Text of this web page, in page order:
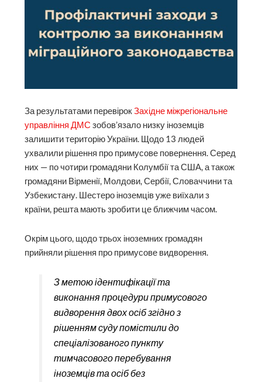
За результатами перевірокЗахідне міжрегіональне
управління ДМС зобов’язало низку іноземців
залишити територію України. Щодо 13 людей
ухвалили рішення про примусове повернення. Серед
них — по чотири громадяни Колумбії та США, а також
громадяни Вірменії, Молдови, Сербії, Словаччини та
Узбекистану. Шестеро іноземців уже виїхали з
країни, решта мають зробити це ближчим часом.
Окрім цього, щодо трьох іноземних громадян
прийняли рішення про примусове видворення.
З метою ідентифікації та
виконання процедури примусового
видворення двох осіб згідно з
рішенням суду помістили до
спеціалізованого пункту
тимчасового перебування
іноземців та осіб без